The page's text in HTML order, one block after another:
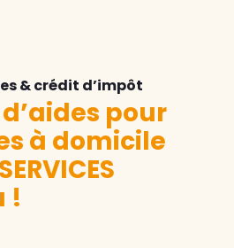
& crédit d’impôt
pour
à domicile
!